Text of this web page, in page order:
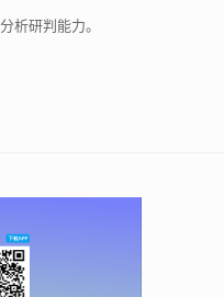
析研判能力。